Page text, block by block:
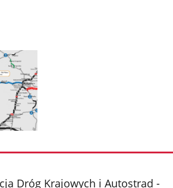
Dróg Krajowych i Autostrad -